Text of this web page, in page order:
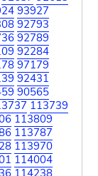
93927
92793
92789
92284
97179
92431
90565
113739
113809
113787
113970
114004
114238